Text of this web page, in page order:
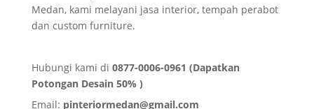
Medan, kami melayani jasa interior, tempah perabot
dan custom furniture.
Hubungi kami di 0877-0006-0961 (Dapatkan
Potongan Desain 50% )
Email: pinteriormedan@gmail.com